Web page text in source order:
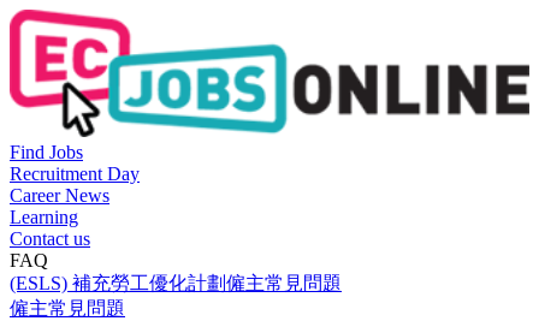
Find Jobs
Recruitment Day
Career News
Learning
Contact us
FAQ
(ESLS) 補充勞工優化計劃僱主常見問題
僱主常見問題